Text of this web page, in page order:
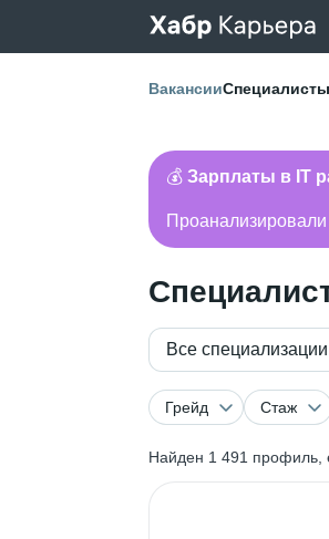
ВакансииСпециалисты
💰 Зарплаты в IT
Проанализировали
Все специализации
Грейд Стаж
Найден 1 491 профиль,